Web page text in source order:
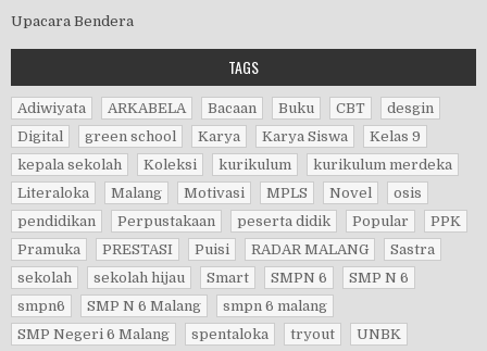
Upacara Bendera
TAGS
Adiwiyata ARKABELA Bacaan Buku CBT
desgin
Digital
green school Karya Karya Siswa
Kelas 9
kepala sekolah
Koleksi kurikulum
kurikulum merdeka
Literaloka
Malang Motivasi MPLS Novel
osis
pendidikan
Perpustakaan peserta didik Popular
PPK
Pramuka
PRESTASI Puisi RADAR MALANG
Sastra
sekolah
sekolah hijau Smart SMPN 6
SMP N 6
smpn6
SMP N 6 Malang
smpn 6 malang
SMP Negeri 6 Malang
spentaloka tryout
UNBK